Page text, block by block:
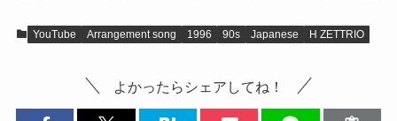
YouTube Arrangement song 1996 90s Japanese H ZETTRIO
よかったらシェアしてね！